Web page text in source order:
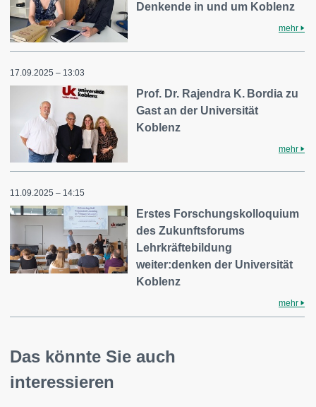
Denkende in und um Koblenz
mehr
17.09.2025 – 13:03
Prof. Dr. Rajendra K. Bordia zu
Gast an der Universität
Koblenz
mehr
11.09.2025 – 14:15
Erstes Forschungskolloquium
des Zukunftsforums
Lehrkräftebildung
weiter:denken der Universität
Koblenz
mehr
Das könnte Sie auch
interessieren